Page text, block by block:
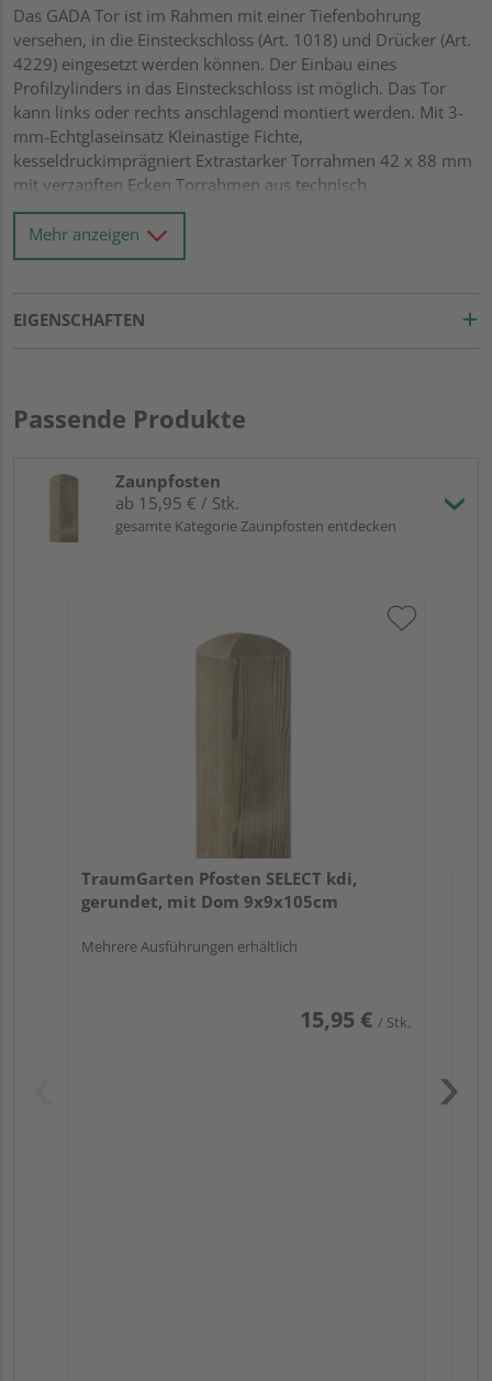
Das GADA Tor ist im Rahmen mit einer Tiefenbohrung
versehen, in die Einsteckschloss (Art. 1018) und Drücker (Art.
4229) eingesetzt werden können. Der Einbau eines
Profilzylinders in das Einsteckschloss ist möglich. Das Tor
kann links oder rechts anschlagend montiert werden. Mit 3-
mm-Echtglaseinsatz Kleinastige Fichte,
kesseldruckimprägniert Extrastarker Torrahmen 42 x 88 mm
mit verzapften Ecken Torrahmen aus technisch
vorgetrocknetem Massivholz Wasserablauflöcher und
Drainagenut im unteren Rahmen Rundkanten-Profile 18 x
121 mm mit extratiefer Trocknungsnut von 15 mm Alle
Mehr anzeigen
EIGENSCHAFTEN
Passende Produkte
Zaunpfosten
ab 15,95 € / Stk.
gesamte Kategorie Zaunpfosten entdecken
TraumGarten Pfosten SELECT kdi,
gerundet, mit Dom 9x9x105cm
Mehrere Ausführungen erhältlich
15,95 € / Stk.